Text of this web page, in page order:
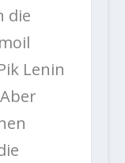
die
Lenin